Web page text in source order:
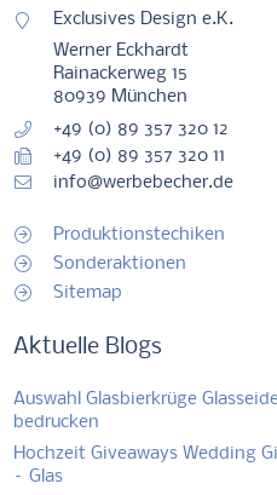
Exclusives Design e.K.
Werner Eckhardt
Rainackerweg 15
80939 München
+49 (0) 89 357 320 12
+49 (0) 89 357 320 11
info@werbebecher.de
Produktionstechiken
Sonderaktionen
Sitemap
Aktuelle Blogs
Auswahl Glasbierkrüge
bedrucken
Hochzeit Giveaways Wedding
– Glas